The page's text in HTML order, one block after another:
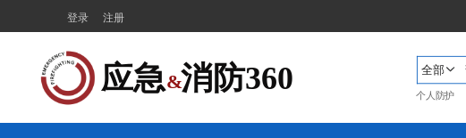
登录 注册
全部
个人防护
应急  消防360
&